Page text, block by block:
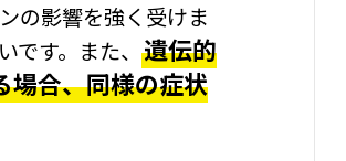
の影響を強く受けま
す。また、 遺伝的
場合、同様の症状